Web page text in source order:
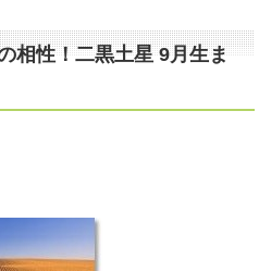
相性！二黒土星 9月生ま